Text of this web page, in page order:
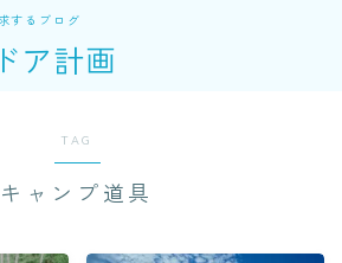
ア計画
するブログ
TAG
キャンプ道具